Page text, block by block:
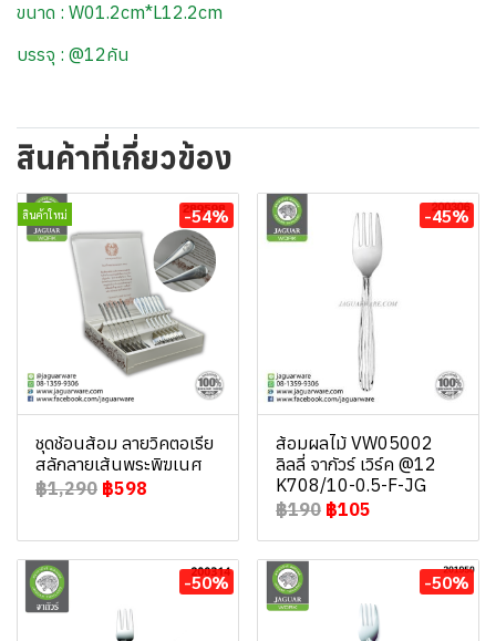
ขนาด : W01.2cm*L12.2cm
บรรจุ : @12คัน
สินค้าที่เกี่ยวข้อง
สินค้าใหม่ -54%
ชุดช้อนส้อม ลายวิคตอเรีย
สลักลายเส้นพระพิฆเนศ
฿1,290 ฿598
-45%
ส้อมผลไม้ VW05002
ลิลลี่ จากัวร์ เวิร์ค @12
K708/10-0.5-F-JG
฿190 ฿105
-50% -50%